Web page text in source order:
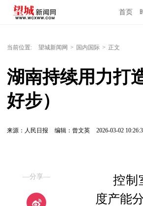
首页
当前位置: 望城新闻网 > 国内国际 > 正文
湖南持续用力打
好步）
来源：人民日报 编辑：曾文英 2026-03-02
—分享—
控制
度产能